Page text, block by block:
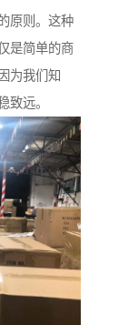
原则。这种
是简单的商
为我们知
致远。